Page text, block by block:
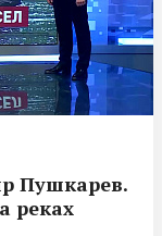
Пушкарев.
реках